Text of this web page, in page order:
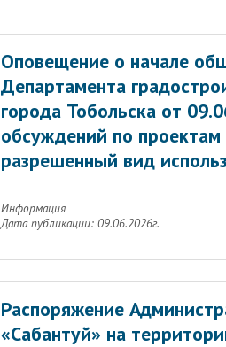
Оповещение о начале
Департамента
города Тобольска от
обсуждений по
разрешенный вид
Информация
Дата публикации: 09.06.2026г.
Распоряжение
«Сабантуй» на